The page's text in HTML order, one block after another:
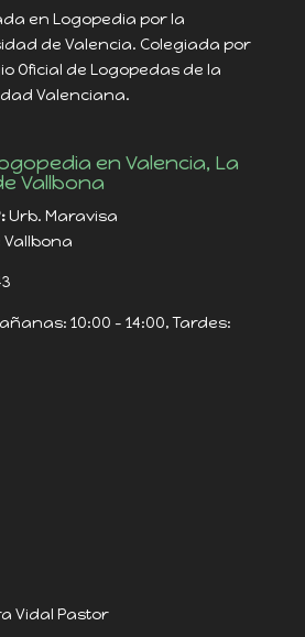
en Logopedia por la
de Valencia. Colegiada por
Oficial de Logopedas de la
Valenciana.
en Valencia, La
Vallbona
Urb. Maravisa
Vallbona
10:00 - 14:00, Tardes:
Vidal Pastor